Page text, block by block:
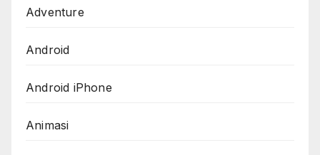
Adventure
Android
Android iPhone
Animasi